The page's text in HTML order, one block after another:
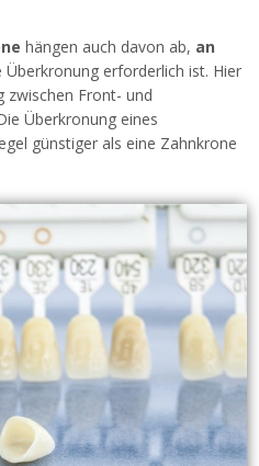
hängen auch davon ab, an
Überkronung erforderlich ist. Hier
zwischen Front- und
Überkronung eines
günstiger als eine Zahnkrone